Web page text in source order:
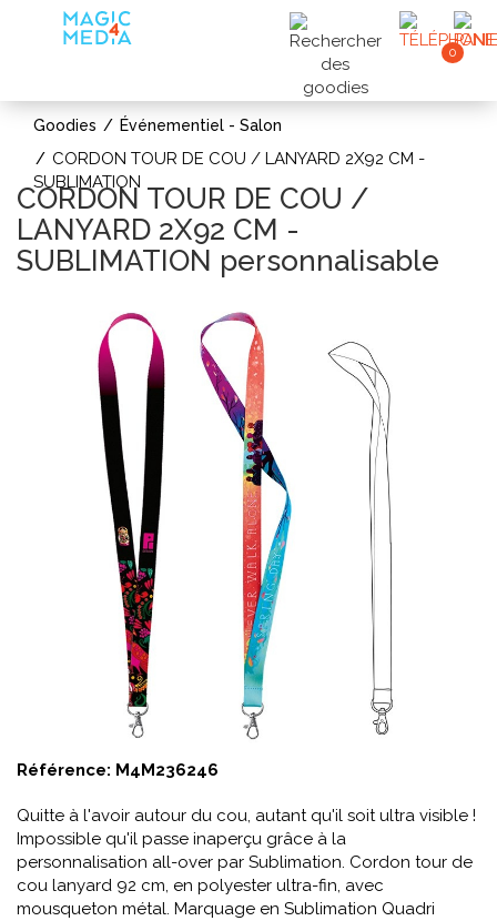
0
Goodies Événementiel - Salon
CORDON TOUR DE COU / LANYARD 2X92 CM -
SUBLIMATION
CORDON TOUR DE COU /
LANYARD 2X92 CM -
SUBLIMATION personnalisable
Référence: M4M236246
Quitte à l'avoir autour du cou, autant qu'il soit ultra visible !
Impossible qu'il passe inaperçu grâce à la
personnalisation all-over par Sublimation. Cordon tour de
cou lanyard 92 cm, en polyester ultra-fin, avec
mousqueton métal. Marquage en Sublimation Quadri